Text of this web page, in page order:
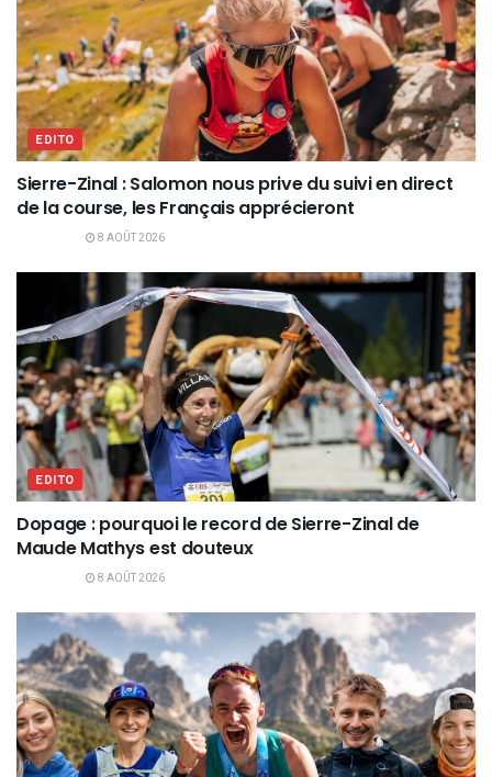
EDITO
Sierre-Zinal : Salomon nous prive du suivi en direct
de la course, les Français apprécieront
8 AOÛT 2026
EDITO
Dopage : pourquoi le record de Sierre-Zinal de
Maude Mathys est douteux
8 AOÛT 2026